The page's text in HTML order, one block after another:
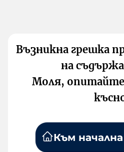
Възникна грешка
на
Моля,
Към